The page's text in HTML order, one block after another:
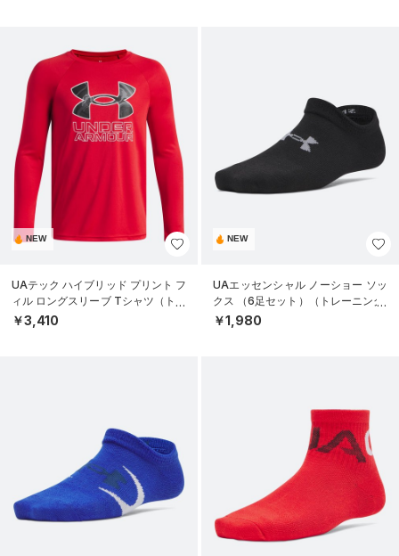
NEW
UAテック ハイブリッド プリント フ
ィル ロングスリーブ Tシャツ（トレ
ーニング/BOYS）
￥3,410
NEW
UAエッセンシャル ノーショー ソッ
クス （6足セット）（トレーニング/
KIDS）
￥1,980